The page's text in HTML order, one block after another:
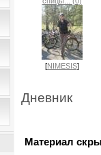
[NIMESIS]
Дневник
Материал